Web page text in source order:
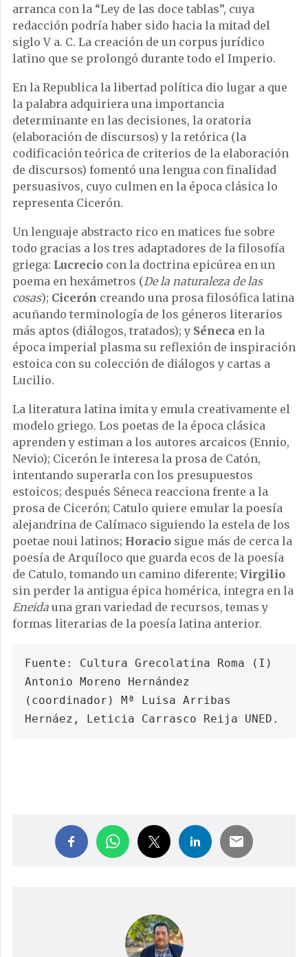
arranca con la “Ley de las doce tablas”, cuya
redacción podría haber sido hacia la mitad del
siglo V a. C. La creación de un corpus jurídico
latino que se prolongó durante todo el Imperio.
En la Republica la libertad política dio lugar a que
la palabra adquiriera una importancia
determinante en las decisiones, la oratoria
(elaboración de discursos) y la retórica (la
codificación teórica de criterios de la elaboración
de discursos) fomentó una lengua con finalidad
persuasivos, cuyo culmen en la época clásica lo
representa Cicerón.
Un lenguaje abstracto rico en matices fue sobre
todo gracias a los tres adaptadores de la filosofía
griega: Lucrecio con la doctrina epicúrea en un
poema en hexámetros (De la naturaleza de las
cosas); Cicerón creando una prosa filosófica latina
acuñando terminología de los géneros literarios
más aptos (diálogos, tratados); y Séneca en la
época imperial plasma su reflexión de inspiración
estoica con su colección de diálogos y cartas a
Lucilio.
La literatura latina imita y emula creativamente el
modelo griego. Los poetas de la época clásica
aprenden y estiman a los autores arcaicos (Ennio,
Nevio); Cicerón le interesa la prosa de Catón,
intentando superarla con los presupuestos
estoicos; después Séneca reacciona frente a la
prosa de Cicerón; Catulo quiere emular la poesía
alejandrina de Calímaco siguiendo la estela de los
poetae noui latinos; Horacio sigue más de cerca la
poesía de Arquíloco que guarda ecos de la poesía
de Catulo, tomando un camino diferente; Virgilio
sin perder la antigua épica homérica, integra en la
Eneida una gran variedad de recursos, temas y
formas literarias de la poesía latina anterior.
Fuente: Cultura Grecolatina Roma (I)
Antonio Moreno Hernández
(coordinador) Mª Luisa Arribas
Hernáez, Leticia Carrasco Reija UNED.